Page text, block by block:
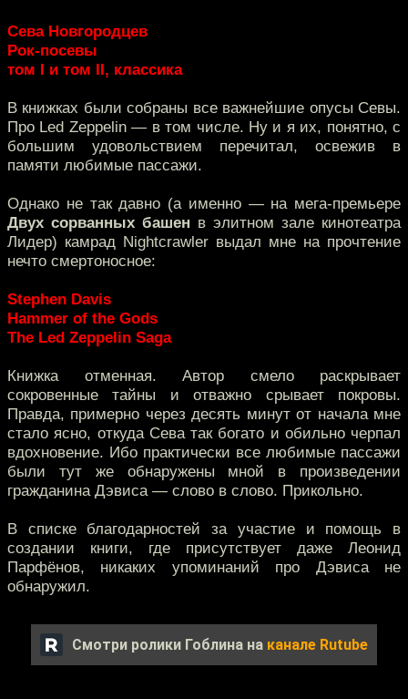
Сева Новгородцев
Рок-посевы
том I и том II, классика
В книжках были собраны все важнейшие опусы Севы.
Про Led Zeppelin — в том числе. Ну и я их, понятно, с
большим удовольствием перечитал, освежив в
памяти любимые пассажи.
Однако не так давно (а именно — на мега-премьере
Двух сорванных башен в элитном зале кинотеатра
Лидер) камрад Nightcrawler выдал мне на прочтение
нечто смертоносное:
Stephen Davis
Hammer of the Gods
The Led Zeppelin Saga
Книжка отменная. Автор смело раскрывает
сокровенные тайны и отважно срывает покровы.
Правда, примерно через десять минут от начала мне
стало ясно, откуда Сева так богато и обильно черпал
вдохновение. Ибо практически все любимые пассажи
были тут же обнаружены мной в произведении
гражданина Дэвиса — слово в слово. Прикольно.
В списке благодарностей за участие и помощь в
создании книги, где присутствует даже Леонид
Парфёнов, никаких упоминаний про Дэвиса не
обнаружил.
Смотри ролики Гоблина на канале Rutube